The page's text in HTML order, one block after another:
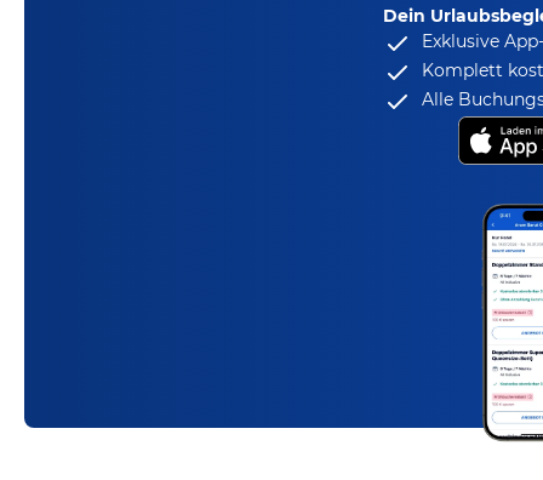
Dein
Exklusive
Komplett
Alle